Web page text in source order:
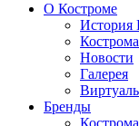
О Костроме
История
Новости
Галерея
Бренды